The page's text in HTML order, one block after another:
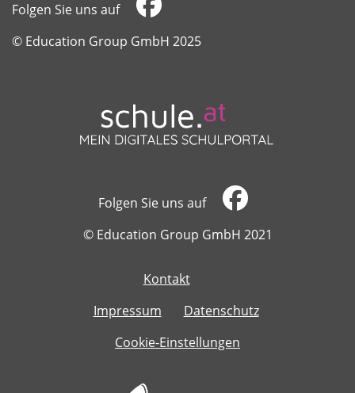
Folgen Sie uns auf
​​​​​​​© Education Group GmbH 2025
Folgen Sie uns auf
​​​​​​​© Education Group GmbH 2021
Kontakt
Impressum
Datenschutz
Cookie-Einstellungen